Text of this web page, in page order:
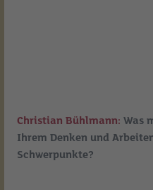
Christian Bühlmann: Was
Ihrem Denken und
Schwerpunkte?